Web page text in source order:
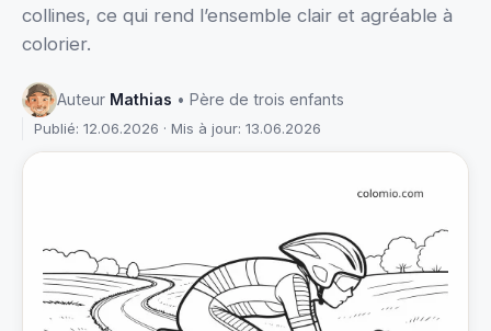
collines, ce qui rend l’ensemble clair et agréable à
colorier.
Auteur Mathias • Père de trois enfants
Publié: 12.06.2026 · Mis à jour: 13.06.2026